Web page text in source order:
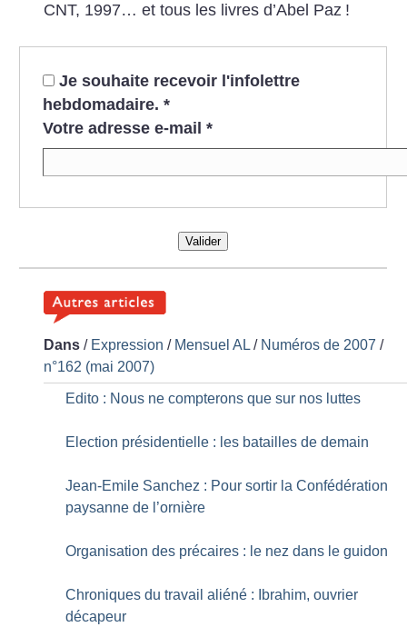
CNT, 1997… et tous les livres d’Abel Paz !
Je souhaite recevoir l'infolettre
hebdomadaire. *
Votre adresse e-mail *
Valider
Dans / Expression / Mensuel AL / Numéros de 2007 /
n°162 (mai 2007)
Edito : Nous ne compterons que sur nos luttes
Election présidentielle : les batailles de demain
Jean-Emile Sanchez : Pour sortir la Confédération
paysanne de l’ornière
Organisation des précaires : le nez dans le guidon
Chroniques du travail aliéné : Ibrahim, ouvrier
décapeur